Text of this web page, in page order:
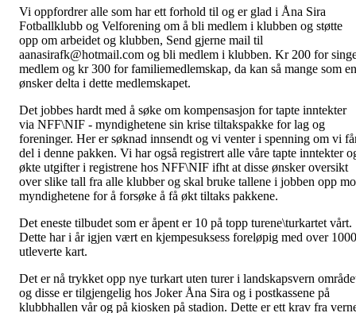
Vi oppfordrer alle som har ett forhold til og er glad i Åna Sira
Fotballklubb og Velforening om å bli medlem i klubben og støtte
opp om arbeidet og klubben, Send gjerne mail til
aanasirafk@hotmail.com og bli medlem i klubben. Kr 200 for
medlem og kr 300 for familiemedlemskap, da kan så mange som en
ønsker delta i dette medlemskapet.
Det jobbes hardt med å søke om kompensasjon for tapte inntekter
via NFF\NIF - myndighetene sin krise tiltakspakke for lag og
foreninger. Her er søknad innsendt og vi venter i spenning om vi
del i denne pakken. Vi har også registrert alle våre tapte inntekter
økte utgifter i registrene hos NFF\NIF ifht at disse ønsker oversikt
over slike tall fra alle klubber og skal bruke tallene i jobben opp
myndighetene for å forsøke å få økt tiltaks pakkene.
Det eneste tilbudet som er åpent er 10 på topp turene\turkartet vårt.
Dette har i år igjen vært en kjempesuksess foreløpig med over 1000
utleverte kart.
Det er nå trykket opp nye turkart uten turer i landskapsvern
og disse er tilgjengelig hos Joker Åna Sira og i postkassene på
klubbhallen vår og på kiosken på stadion. Dette er ett krav fra